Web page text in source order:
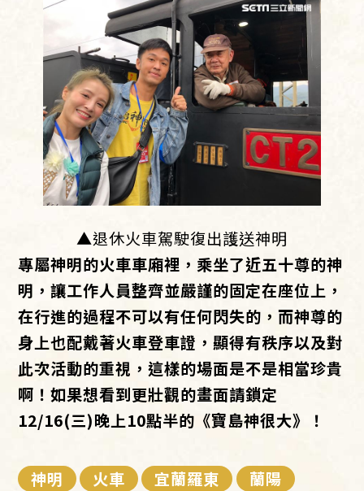
▲退休火車駕駛復出護送神明
專屬神明的火車車廂裡，乘坐了近五十尊的神
明，讓工作人員整齊並嚴謹的固定在座位上，
在行進的過程不可以有任何閃失的，而神尊的
身上也配戴著火車登車證，顯得有秩序以及對
此次活動的重視，這樣的場面是不是相當珍貴
啊！如果想看到更壯觀的畫面請鎖定
12/16(三)晚上10點半的《寶島神很大》！
神明 火車 宜蘭羅東
蘭陽